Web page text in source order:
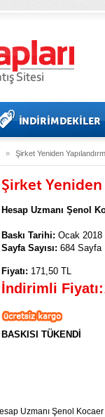
» Şirket Yeniden
Şirket Yeniden
Hesap Uzmanı Şenol
Baskı Tarihi: Ocak 2018
Sayfa Sayısı: 684 Sayfa
Fiyatı: 171,50 TL
İndirimli Fiyatı:
BASKISI TÜKENDİ
Uzmanı Şenol Kocaer